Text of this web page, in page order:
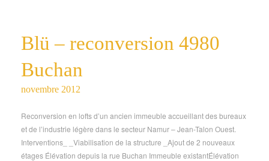
Blü – reconversion 4980
Buchan
novembre 2012
Reconversion en lofts d’un ancien immeuble accueillant des bureaux
et de l’industrie légère dans le secteur Namur – Jean-Talon Ouest.
Interventions_ _Viabilisation de la structure _Ajout de 2 nouveaux
étages Élévation depuis la rue Buchan Immeuble existantÉlévation